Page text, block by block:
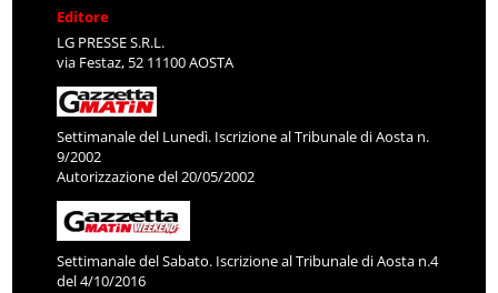
Editore
LG PRESSE S.R.L.
via Festaz, 52 11100 AOSTA
Settimanale del Lunedì. Iscrizione al Tribunale di Aosta n.
9/2002
Autorizzazione del 20/05/2002
Settimanale del Sabato. Iscrizione al Tribunale di Aosta n.4
del 4/10/2016